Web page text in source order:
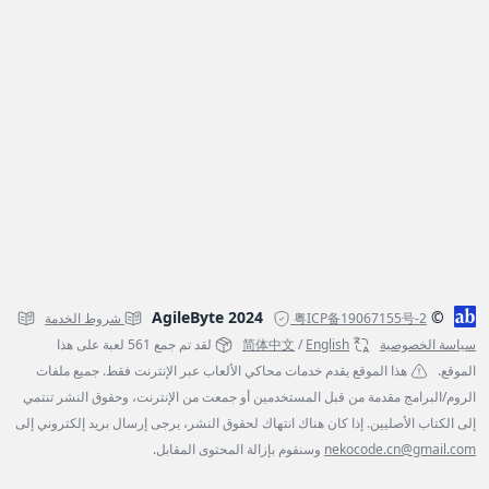
© AgileByte 2024
粤ICP备19067155号-2
شروط الخدمة
سياسة الخصوصية
简体中文 / English
لقد تم جمع 561 لعبة على هذا
الموقع.
هذا الموقع يقدم خدمات محاكي الألعاب عبر الإنترنت فقط. جميع ملفات
الروم/البرامج مقدمة من قبل المستخدمين أو جمعت من الإنترنت، وحقوق النشر تنتمي
إلى الكتاب الأصليين. إذا كان هناك انتهاك لحقوق النشر، يرجى إرسال بريد إلكتروني إلى
nekocode.cn@gmail.com وسنقوم بإزالة المحتوى المقابل.